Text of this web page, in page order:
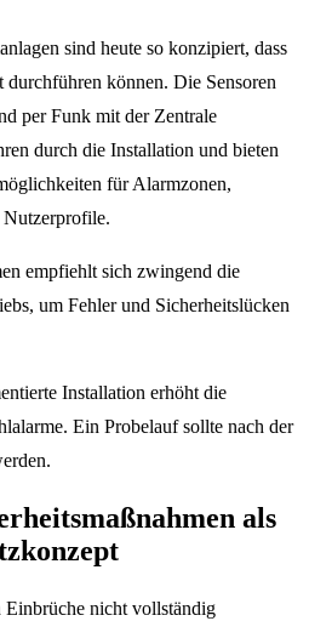
sind heute so konzipiert, dass
durchführen können. Die Sensoren
per Funk mit der Zentrale
durch die Installation und bieten
für Alarmzonen,
empfiehlt sich zwingend die
um Fehler und Sicherheitslücken
Installation erhöht die
Ein Probelauf sollte nach der
als
nicht vollständig